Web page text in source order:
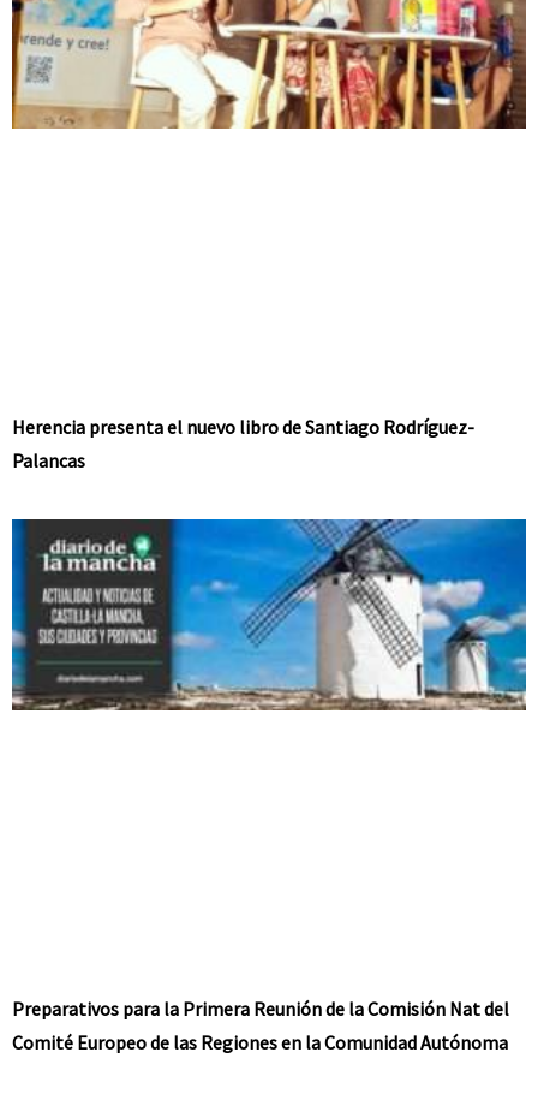
Herencia presenta el nuevo libro de Santiago Rodríguez-
Palancas
Preparativos para la Primera Reunión de la Comisión Nat del
Comité Europeo de las Regiones en la Comunidad Autónoma